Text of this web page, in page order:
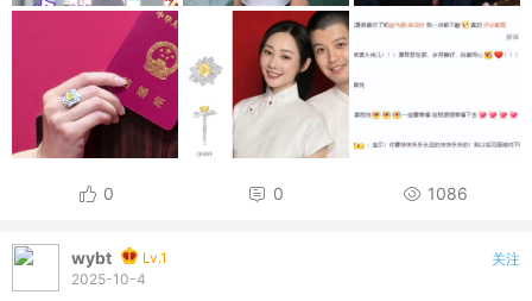
0 0 1086
wybt
Lv.1
2025-10-4
关注